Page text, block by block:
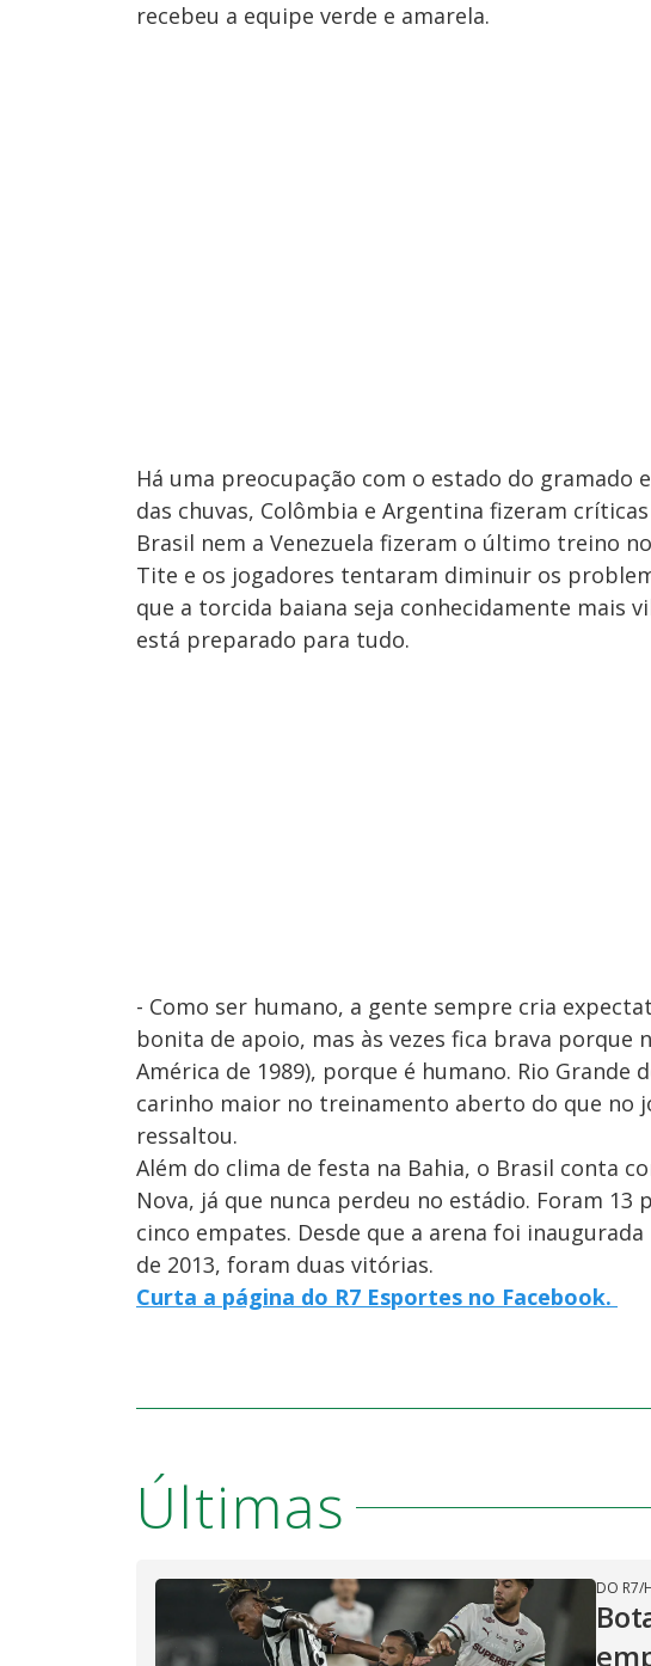
recebeu a equipe verde e amarela.
Há uma preocupação com o estado do gramado
das chuvas, Colômbia e Argentina fizeram
Brasil nem a Venezuela fizeram o último treino
Tite e os jogadores tentaram diminuir os
que a torcida baiana seja conhecidamente mais
está preparado para tudo.
- Como ser humano, a gente sempre cria
bonita de apoio, mas às vezes fica brava porque
América de 1989), porque é humano. Rio Grande
carinho maior no treinamento aberto do que no
ressaltou.
Além do clima de festa na Bahia, o Brasil conta
Nova, já que nunca perdeu no estádio. Foram
cinco empates. Desde que a arena foi
de 2013, foram duas vitórias.
Curta a página do R7 Esportes no Facebook.
Últimas
DO R7/